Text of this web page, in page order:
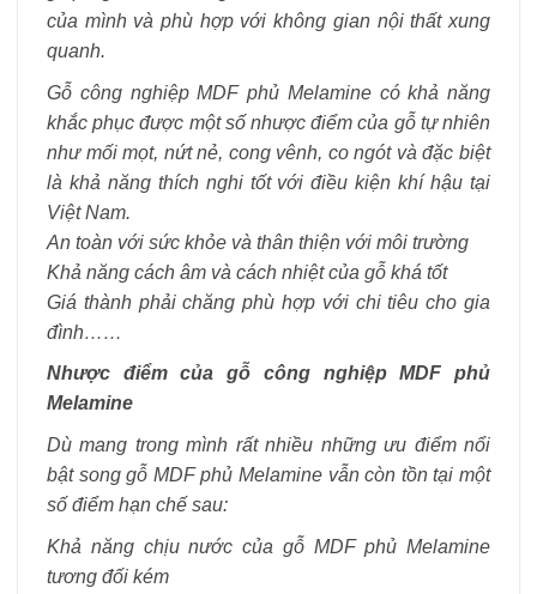
của mình và phù hợp với không gian nội thất xung
quanh.
Gỗ công nghiệp MDF phủ Melamine có khả năng
khắc phục được một số nhược điểm của gỗ tự nhiên
như mối mọt, nứt nẻ, cong vênh, co ngót và đặc biệt
là khả năng thích nghi tốt với điều kiện khí hậu tại
Việt Nam.
An toàn với sức khỏe và thân thiện với môi trường
Khả năng cách âm và cách nhiệt của gỗ khá tốt
Giá thành phải chăng phù hợp với chi tiêu cho gia
đình……
Nhược điểm của gỗ công nghiệp MDF phủ
Melamine
Dù mang trong mình rất nhiều những ưu điểm nổi
bật song gỗ MDF phủ Melamine vẫn còn tồn tại một
số điểm hạn chế sau:
Khả năng chịu nước của gỗ MDF phủ Melamine
tương đối kém